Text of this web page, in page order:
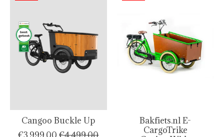
Cangoo Buckle Up
Bakfiets.nl E-
CargoTrike